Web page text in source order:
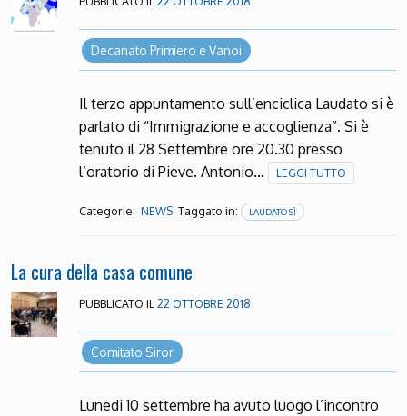
Decanato Primiero e Vanoi
Il terzo appuntamento sull’enciclica Laudato si è
parlato di “Immigrazione e accoglienza”. Si è
tenuto il 28 Settembre ore 20.30 presso
l’oratorio di Pieve. Antonio…
LEGGI TUTTO
Categorie: NEWS Taggato in: LAUDATO SÌ
La cura della casa comune
PUBBLICATO IL 22 OTTOBRE 2018
Comitato Siror
Lunedi 10 settembre ha avuto luogo l’incontro